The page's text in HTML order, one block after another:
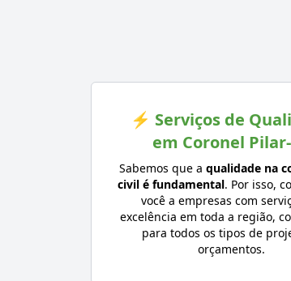
⚡ Serviços de
em Coronel Pilar-
Sabemos que a qualidade na
civil é fundamental. Por isso,
você a empresas com
excelência em toda a região,
para todos os tipos de
orçamentos.